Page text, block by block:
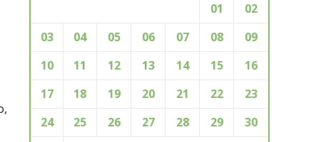
01
02
03
04 05 06 07 08
09
10
11 12 13 14 15
16
17
18 19 20 21 22
23
24
25 26 27 28 29
30